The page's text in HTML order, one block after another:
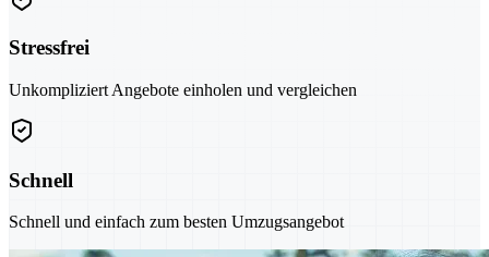
Stressfrei
Unkompliziert Angebote einholen und vergleichen
Schnell
Schnell und einfach zum besten Umzugsangebot